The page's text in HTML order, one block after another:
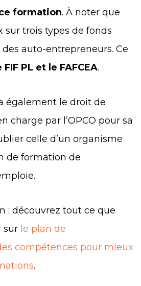
formation. À noter que
sur trois types de fonds
auto-entrepreneurs. Ce
FIF PL et le FAFCEA.
également le droit de
charge par l’OPCO pour sa
celle d’un organisme
de formation de
: découvrez tout ce que
sur le plan de
compétences pour mieux
.